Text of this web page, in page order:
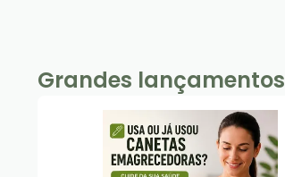
Grandes lançamentos